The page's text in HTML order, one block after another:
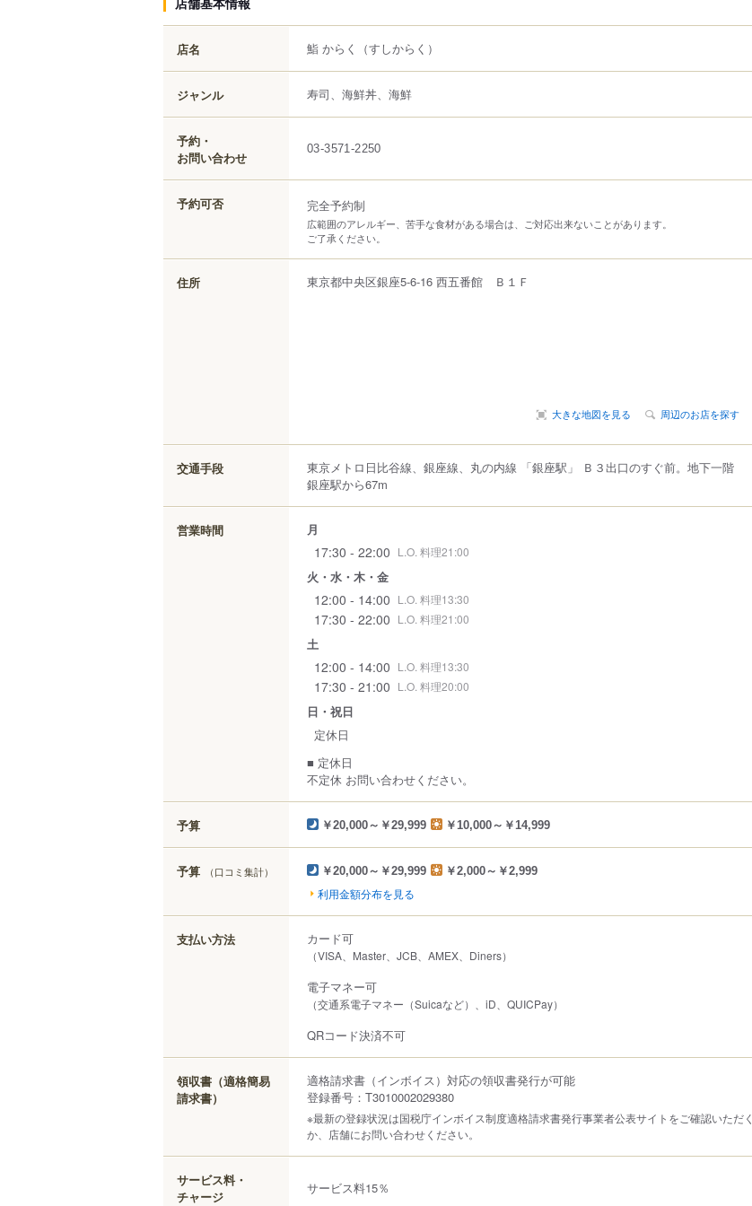
店名 鮨 からく （すしからく）
ジャンル 寿司、海鮮丼、海鮮
予約・
お問い合わせ
03-3571-2250
予約可否 完全予約制
広範囲のアレルギー、苦手な食材がある場合は、ご対応出来ないことがあります。
ご了承ください。
住所 東京都中央区銀座5-6-16 西五番館 Ｂ１Ｆ
大きな地図を見る 周辺のお店を探す
交通手段
東京メトロ日比谷線、銀座線、丸の内線 「銀座駅」 Ｂ３出口のすぐ前。地下一階
銀座駅から67m
営業時間 月
17:30 - 22:00 L.O. 料理21:00
火・水・木・金
12:00 - 14:00 L.O. 料理13:30
17:30 - 22:00 L.O. 料理21:00
土
12:00 - 14:00 L.O. 料理13:30
17:30 - 21:00 L.O. 料理20:00
日・祝日
定休日
■ 定休日
不定休 お問い合わせください。
予算 ￥20,000～￥29,999 ￥10,000～￥14,999
予算 （口コミ集計） ￥20,000～￥29,999 ￥2,000～￥2,999
利用金額分布を見る
支払い方法 カード可
（VISA、Master、JCB、AMEX、Diners）
電子マネー可
（交通系電子マネー（Suicaなど）、iD、QUICPay）
QRコード決済不可
領収書（適格簡易
請求書）
適格請求書（インボイス）対応の領収書発行が可能
登録番号：T3010002029380
※最新の登録状況は国税庁インボイス制度適格請求書発行事業者公表サイトをご確認いただく
か、店舗にお問い合わせください。
サービス料・
チャージ
サービス料15％